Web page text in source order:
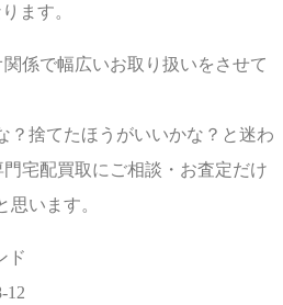
ます。
係で幅広いお取り扱いをさせて
？捨てたほうがいいかな？と迷わ
宅配買取にご相談・お査定だけ
います。
ド
12